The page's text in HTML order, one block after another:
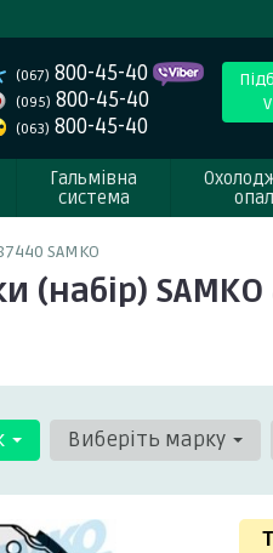
(067) 800-45-40
(095) 800-45-40
(063) 800-45-40
Гальмівна
система
SAMKO
(набір)
Виберіть марку